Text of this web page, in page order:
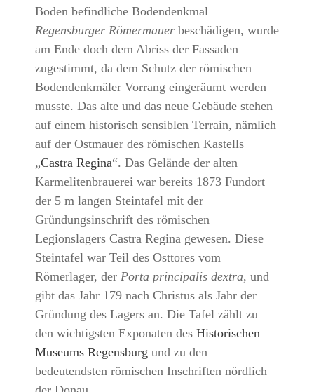
Boden befindliche Bodendenkmal
Regensburger Römermauer beschädigen, wurde
am Ende doch dem Abriss der Fassaden
zugestimmt, da dem Schutz der römischen
Bodendenkmäler Vorrang eingeräumt werden
musste. Das alte und das neue Gebäude stehen
auf einem historisch sensiblen Terrain, nämlich
auf der Ostmauer des römischen Kastells
„Castra Regina“. Das Gelände der alten
Karmelitenbrauerei war bereits 1873 Fundort
der 5 m langen Steintafel mit der
Gründungsinschrift des römischen
Legionslagers Castra Regina gewesen. Diese
Steintafel war Teil des Osttores vom
Römerlager, der Porta principalis dextra, und
gibt das Jahr 179 nach Christus als Jahr der
Gründung des Lagers an. Die Tafel zählt zu
den wichtigsten Exponaten des Historischen
Museums Regensburg und zu den
bedeutendsten römischen Inschriften nördlich